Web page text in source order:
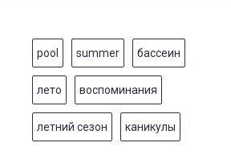
pool summer бассеин
лето воспоминания
летний сезон каникулы